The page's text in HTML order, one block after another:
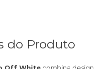
do Produto